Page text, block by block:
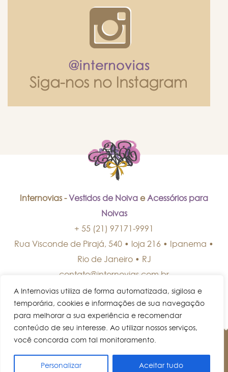
A Internovias utiliza de forma automatizada, sigilosa e
temporária, cookies e informações de sua navegação
para melhorar a sua experiência e recomendar
conteúdo de seu interesse. Ao utilizar nossos serviços,
você concorda com tal monitoramento.
Personalizar Aceitar tudo
Internovias - Vestidos de Noiva e Acessórios para
Noivas
+ 55 (21) 97171-9991
Rua Visconde de Pirajá, 540 • loja 216 • Ipanema •
Rio de Janeiro• RJ
contato@internovias.com.br